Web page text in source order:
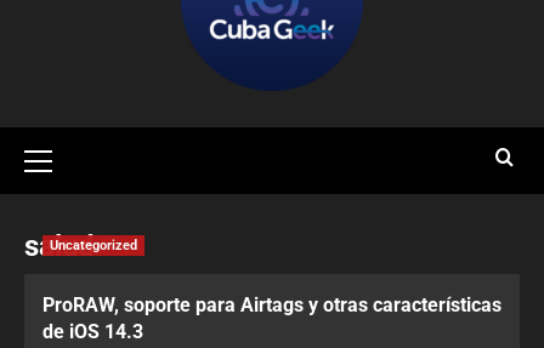
salud
Uncategorized
ProRAW, soporte para Airtags y otras características
de iOS 14.3